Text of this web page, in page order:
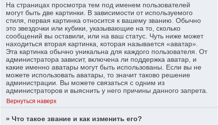
На страницах просмотра тем под именем пользователей
могут быть две картинки. В зависимости от используемого
стиля, первая картинка относится к вашему званию. Обычно
это звездочки или кубики, указывающие на то, сколько
сообщений вы оставили, или на ваш статус. Чуть ниже может
находиться вторая картинка, которая называется «аватар».
Эта картинка обычно уникальна для каждого пользователя. От
администратора зависит, включена ли поддержка аватар, и
какие именно аватары могут быть использованы. Если вы не
можете использовать аватары, то значит таково решение
администрации. Вы можете связаться с одним из
администраторов и выяснить у него причины данного запрета.
Вернуться наверх
» Что такое звание и как изменить его?